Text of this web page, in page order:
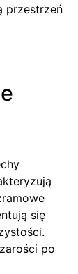
przestrzeń
się
po